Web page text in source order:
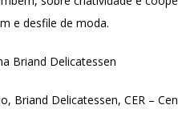
e desfile de moda.
Briand Delicatessen
Briand Delicatessen, CER –